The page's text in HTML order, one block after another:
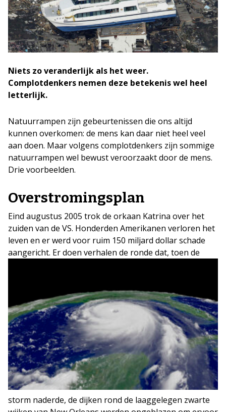
Niets zo veranderlijk als het weer.
Complotdenkers nemen deze betekenis wel heel
letterlijk.
Natuurrampen zijn gebeurtenissen die ons altijd
kunnen overkomen: de mens kan daar niet heel veel
aan doen. Maar volgens complotdenkers zijn sommige
natuurrampen wel bewust veroorzaakt door de mens.
Drie voorbeelden.
Overstromingsplan
Eind augustus 2005 trok de orkaan Katrina over het
zuiden van de VS. Honderden Amerikanen verloren het
leven en er werd voor ruim 150 miljard dollar schade
aangericht. Er doen verhalen de ronde dat, toen de
storm naderde, de dijken rond de laaggelegen zwarte